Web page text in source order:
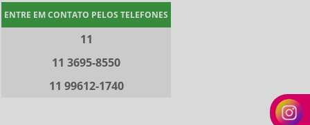
ENTRE EM CONTATO PELOS TELEFONES
11
11 3695-8550
11 99612-1740